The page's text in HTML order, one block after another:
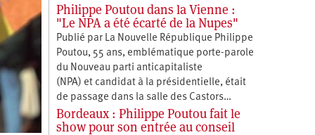
Philippe Poutou dans la Vienne :
"Le NPA a été écarté de la Nupes"
Publié par La Nouvelle République Philippe
Poutou, 55 ans, emblématique porte-parole
du Nouveau parti anticapitaliste
(NPA) et candidat à la présidentielle, était
de passage dans la salle des Castors…
Bordeaux : Philippe Poutou fait le
show pour son entrée au conseil